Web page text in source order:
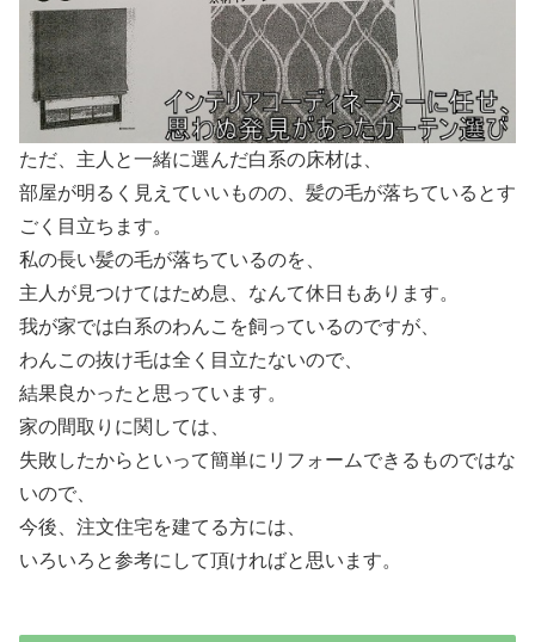
ただ、主人と一緒に選んだ白系の床材は、
部屋が明るく見えていいものの、髪の毛が落ちているとす
ごく目立ちます。
私の長い髪の毛が落ちているのを、
主人が見つけてはため息、なんて休日もあります。
我が家では白系のわんこを飼っているのですが、
わんこの抜け毛は全く目立たないので、
結果良かったと思っています。
家の間取りに関しては、
失敗したからといって簡単にリフォームできるものではな
いので、
今後、注文住宅を建てる方には、
いろいろと参考にして頂ければと思います。